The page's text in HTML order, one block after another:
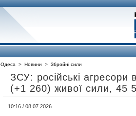
Одеса > Новини > Збройні сили
ЗСУ: російські агресори
(+1 260) живої сили, 45
10:16 / 08.07.2026